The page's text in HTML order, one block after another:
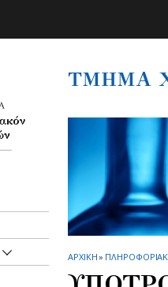
ΤΜΗΜΑ
ΑΡΧΙΚΗ»